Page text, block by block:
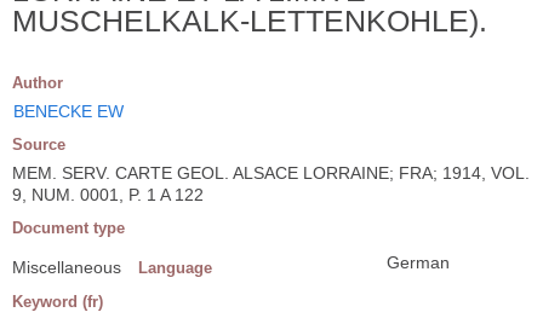
MUSCHELKALK-LETTENKOHLE).
Author
BENECKE EW
Source
MEM. SERV. CARTE GEOL. ALSACE LORRAINE; FRA; 1914, VOL.
9, NUM. 0001, P. 1 A 122
Document type
Miscellaneous Language German
Keyword (fr)